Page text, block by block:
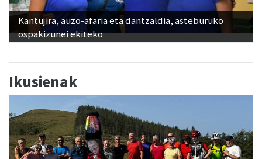
Kantujira, auzo-afaria eta dantzaldia, asteburuko
ospakizunei ekiteko
Ikusienak